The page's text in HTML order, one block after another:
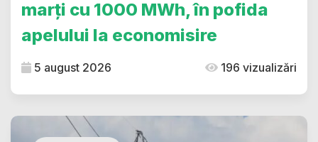
marți cu 1000 MWh, în pofida
apelului la economisire
5 august 2026 196 vizualizări